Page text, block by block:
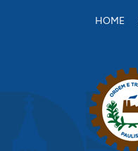
HOME